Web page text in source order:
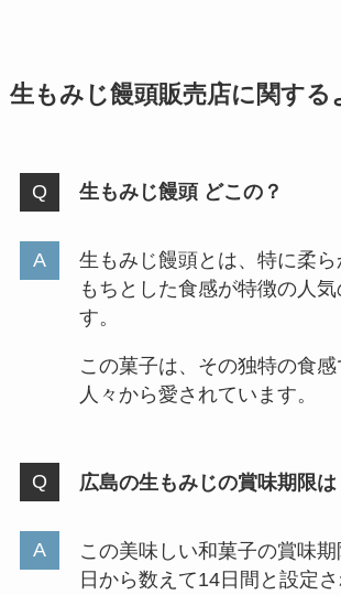
生もみじ饅頭販売店に関する
生もみじ饅頭 どこの？
生もみじ饅頭とは、特に柔ら
もちとした食感が特徴の人
す。
この菓子は、その独特の食
人々から愛されています。
広島の生もみじの賞味期限は
この美味しい和菓子の賞味
日から数えて14日間と設定